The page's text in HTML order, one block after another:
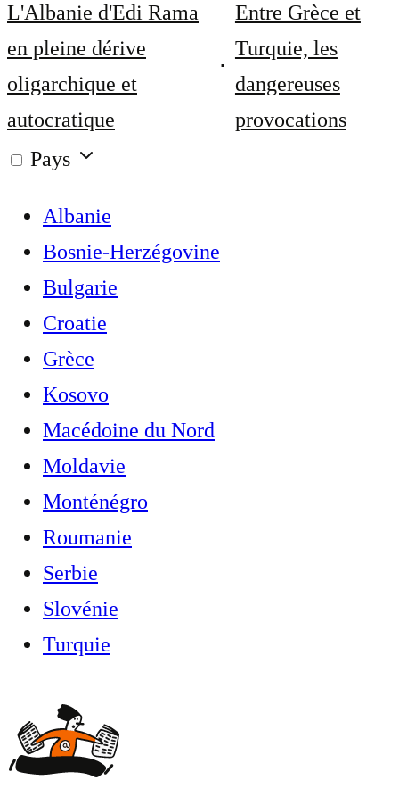
L'Albanie d'Edi Rama
en pleine dérive
oligarchique et
autocratique
Entre Grèce et
Turquie, les
dangereuses
provocations
Pays
Albanie
Bosnie-Herzégovine
Bulgarie
Croatie
Grèce
Kosovo
Macédoine du Nord
Moldavie
Monténégro
Roumanie
Serbie
Slovénie
Turquie